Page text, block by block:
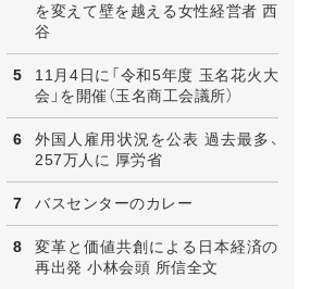
を変えて壁を越える女性経営者 西
谷
11月4日に「令和5年度 玉名花火大
会」を開催（玉名商工会議所）
外国人雇用状況を公表 過去最多、
257万人に 厚労省
バスセンターのカレー
変革と価値共創による日本経済の
再出発 小林会頭 所信全文